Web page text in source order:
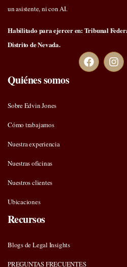
un asistente, ni con AI.
Habilitado para ejercer en: Tribunal
Distrito de Nevada.
Quiénes somos
Sobre Edvin Jones
Cómo trabajamos
Nuestra experiencia
Nuestras oficinas
Nuestros clientes
Ubicaciones
Recursos
Blogs de Legal Insights
PREGUNTAS FRECUENTES